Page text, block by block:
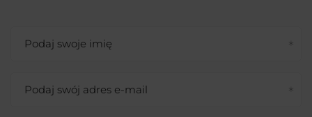
Podaj swoje imię
Podaj swój adres e-mail